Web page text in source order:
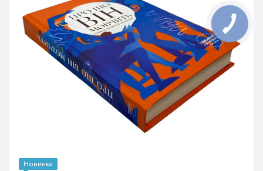
Новинка